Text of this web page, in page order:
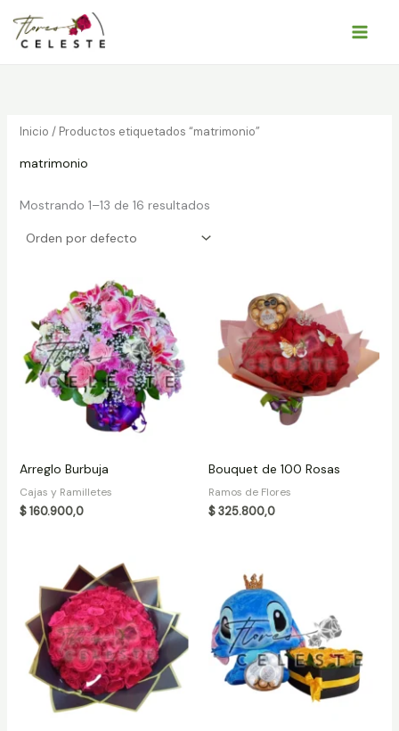
contenido
Inicio / Productos etiquetados “matrimonio”
matrimonio
Mostrando 1–13 de 16 resultados
Arreglo Burbuja
Cajas y Ramilletes
$160.900,0
Bouquet de 100 Rosas
Ramos de Flores
$325.800,0